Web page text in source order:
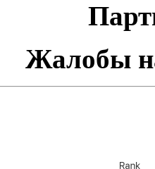
Жалобы